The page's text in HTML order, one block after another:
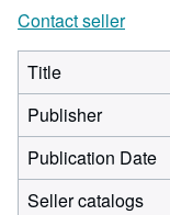
Contact seller
Title
Publisher
Publication Date
Seller catalogs